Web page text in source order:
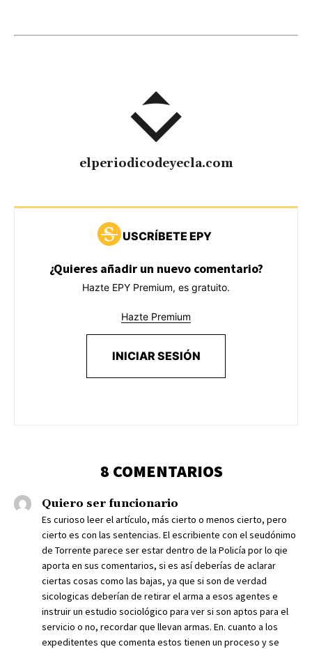
elperiodicodeyecla.com
USCRÍBETE EPY
¿Quieres añadir un nuevo comentario?
Hazte EPY Premium, es gratuito.
Hazte Premium
INICIAR SESIÓN
8 COMENTARIOS
Quiero ser funcionario
Es curioso leer el artículo, más cierto o menos cierto, pero
cierto es con las sentencias. El escribiente con el seudónimo
de Torrente parece ser estar dentro de la Policía por lo qie
aporta en sus comentarios, si es así deberías de aclarar
ciertas cosas como las bajas, ya que si son de verdad
sicologicas deberían de retirar el arma a esos agentes e
instruir un estudio sociológico para ver si son aptos para el
servicio o no, recordar que llevan armas. En. cuanto a los
expeditentes que comenta estos tienen un proceso y se